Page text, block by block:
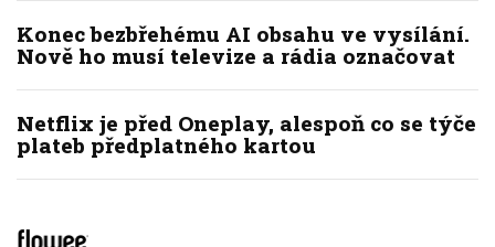
Konec bezbřehému AI obsahu ve vysílání.
Nově ho musí televize a rádia označovat
Netflix je před Oneplay, alespoň co se týče
plateb předplatného kartou